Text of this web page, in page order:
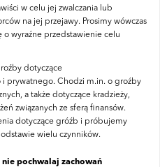
w celu jej zwalczania lub
na jej przejawy. Prosimy wówczas
wyraźne przedstawienie celu
dotyczące
prywatnego. Chodzi m.in. o groźby
a także dotyczące kradzieży,
związanych ze sferą finansów.
dotyczące gróźb i próbujemy
wielu czynników.
pochwalaj zachowań